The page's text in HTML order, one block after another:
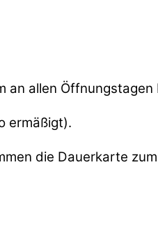
an allen
ermäßigt).
die Dauerkarte